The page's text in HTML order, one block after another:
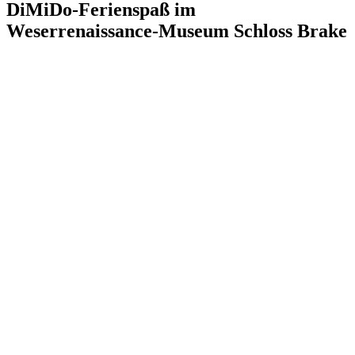
DiMiDo-Ferienspaß im
Weserrenaissance-Museum Schloss Brake